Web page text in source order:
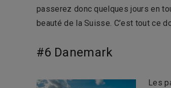
passerez donc quelques jours en
beauté de la Suisse. C’est tout ce
#6 Danemark
Les